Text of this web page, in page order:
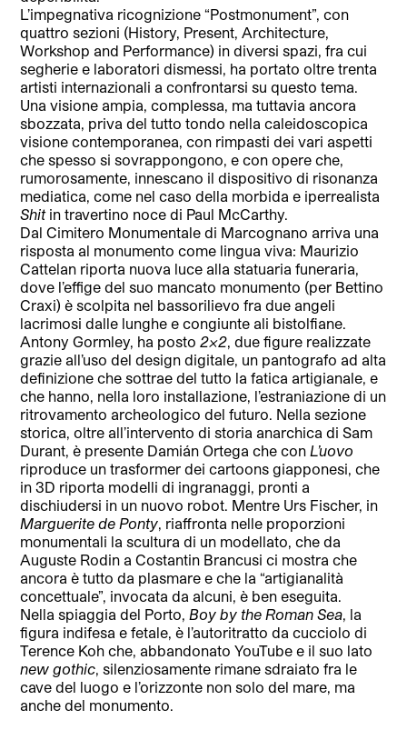
L’impegnativa ricognizione “Postmonument”, con
quattro sezioni (History, Present, Architecture,
Workshop and Performance) in diversi spazi, fra cui
segherie e laboratori dismessi, ha portato oltre trenta
artisti internazionali a confrontarsi su questo tema.
Una visione ampia, complessa, ma tuttavia ancora
sbozzata, priva del tutto tondo nella caleidoscopica
visione contemporanea, con rimpasti dei vari aspetti
che spesso si sovrappongono, e con opere che,
rumorosamente, innescano il dispositivo di risonanza
mediatica, come nel caso della morbida e iperrealista
Shit in travertino noce di Paul McCarthy.
Dal Cimitero Monumentale di Marcognano arriva una
risposta al monumento come lingua viva: Maurizio
Cattelan riporta nuova luce alla statuaria funeraria,
dove l’effige del suo mancato monumento (per Bettino
Craxi) è scolpita nel bassorilievo fra due angeli
lacrimosi dalle lunghe e congiunte ali bistolfiane.
Antony Gormley, ha posto2×2, due figure realizzate
grazie all’uso del design digitale, un pantografo ad alta
definizione che sottrae del tutto la fatica artigianale, e
che hanno, nella loro installazione, l’estraniazione di un
ritrovamento archeologico del futuro. Nella sezione
storica, oltre all’intervento di storia anarchica di Sam
Durant, è presente Damián Ortega che conL’uovo
riproduce un trasformer dei cartoons giapponesi, che
in 3D riporta modelli di ingranaggi, pronti a
dischiudersi in un nuovo robot. Mentre Urs Fischer, in
Marguerite de Ponty, riaffronta nelle proporzioni
monumentali la scultura di un modellato, che da
Auguste Rodin a Costantin Brancusi ci mostra che
ancora è tutto da plasmare e che la “artigianalità
concettuale”, invocata da alcuni, è ben eseguita.
Nella spiaggia del Porto,Boy by the Roman Sea, la
figura indifesa e fetale, è l’autoritratto da cucciolo di
Terence Koh che, abbandonato YouTube e il suo lato
new gothic, silenziosamente rimane sdraiato fra le
cave del luogo e l’orizzonte non solo del mare, ma
anche del monumento.